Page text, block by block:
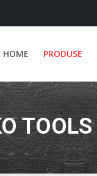
HOME PRODUSE
TOOLS